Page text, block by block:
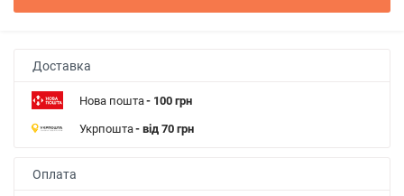
Доставка
Нова пошта- 100 грн
Укрпошта- від 70 грн
Оплата